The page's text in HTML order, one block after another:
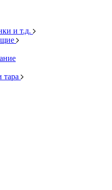
и т.д.
тара